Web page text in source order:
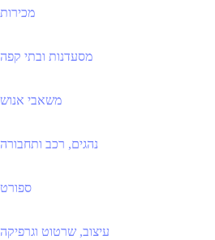
מכירות
מסעדנות ובתי קפה
משאבי אנוש
נהגים, רכב ותחבורה
ספורט
עיצוב, שרטוט וגרפיקה